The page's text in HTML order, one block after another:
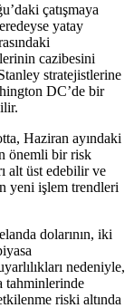
çatışmaya
yatay
cazibesini
stratejistlerine
DC’de bir
Haziran ayındaki
önemli bir risk
alt üst edebilir ve
yeni işlem trendleri
dolarının, iki
nedeniyle,
tahminlerinde
riski altında